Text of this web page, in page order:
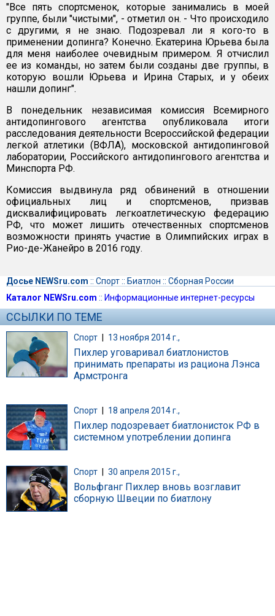
"Все пять спортсменок, которые занимались в моей
группе, были "чистыми", - отметил он. - Что происходило
с другими, я не знаю. Подозревал ли я кого-то в
применении допинга? Конечно. Екатерина Юрьева была
для меня наиболее очевидным примером. Я отчислил
ее из команды, но затем были созданы две группы, в
которую вошли Юрьева и Ирина Старых, и у обеих
нашли допинг".
В понедельник независимая комиссия Всемирного
антидопингового агентства опубликовала итоги
расследования деятельности Всероссийской федерации
легкой атлетики (ВФЛА), московской антидопинговой
лаборатории, Российского антидопингового агентства и
Минспорта РФ.
Комиссия выдвинула ряд обвинений в отношении
официальных лиц и спортсменов, призвав
дисквалифицировать легкоатлетическую федерацию
РФ, что может лишить отечественных спортсменов
возможности принять участие в Олимпийских играх в
Рио-де-Жанейро в 2016 году.
Досье NEWSru.com :: Спорт:: Биатлон :: Сборная России
Каталог NEWSru.com :: Информационные интернет-ресурсы
ССЫЛКИ ПО ТЕМЕ
Спорт | 13 ноября 2014 г.,
Пихлер уговаривал биатлонистов
принимать препараты из рациона Лэнса
Армстронга
Спорт 18 апреля 2014 г.,
Пихлер подозревает биатлонисток РФ в
системном употреблении допинга
Спорт 30 апреля 2015 г.,
Вольфганг Пихлер вновь возглавит
сборную Швеции по биатлону